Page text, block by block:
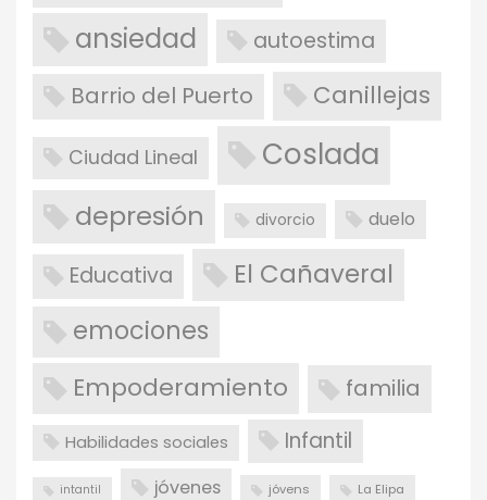
ansiedad autoestima
Barrio del Puerto Canillejas
Ciudad Lineal Coslada
depresión divorcio duelo
Educativa El Cañaveral
emociones
Empoderamiento
familia
Habilidades sociales Infantil
intantil jóvenes jóvens La Elipa